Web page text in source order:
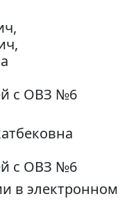
с ОВЗ №6
с ОВЗ №6
в электронном